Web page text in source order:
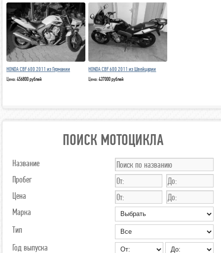
HONDA CBF 600 2011 из Германии
Цена:456800 рублей
HONDA CBF 600 2011 из Швейцарии
Цена:437000 рублей
ПОИСК МОТОЦИКЛА
Название
Пробег
Цена
Марка
Тип
Год выпуска